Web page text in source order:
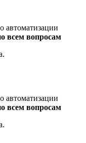
автоматизации
всем вопросам
автоматизации
всем вопросам